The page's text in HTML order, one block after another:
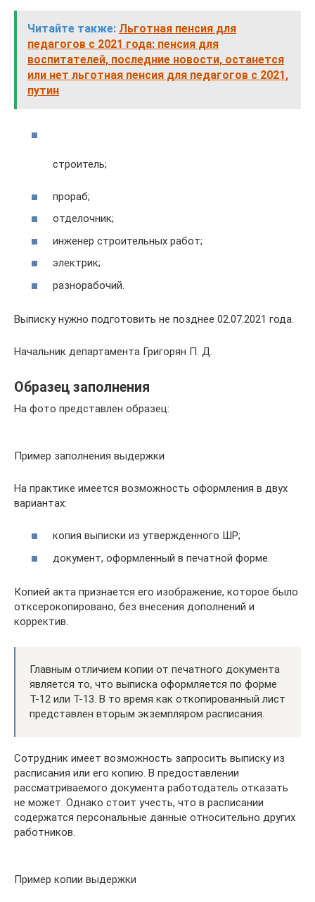
Читайте также: Льготная пенсия для
педагогов с 2021 года: пенсия для
воспитателей, последние новости, останется
или нет льготная пенсия для педагогов с 2021,
путин
строитель;
прораб;
отделочник;
инженер строительных работ;
электрик;
разнорабочий.
Выписку нужно подготовить не позднее 02.07.2021 года.
Начальник департамента Григорян П. Д.
Образец заполнения
На фото представлен образец:
Пример заполнения выдержки
На практике имеется возможность оформления в двух
вариантах:
копия выписки из утвержденного ШР;
документ, оформленный в печатной форме.
Копией акта признается его изображение, которое было
отксерокопировано, без внесения дополнений и
корректив.
Главным отличием копии от печатного документа
является то, что выписка оформляется по форме
Т-12 или Т-13. В то время как откопированный лист
представлен вторым экземпляром расписания.
Сотрудник имеет возможность запросить выписку из
расписания или его копию. В предоставлении
рассматриваемого документа работодатель отказать
не может. Однако стоит учесть, что в расписании
содержатся персональные данные относительно других
работников.
Пример копии выдержки